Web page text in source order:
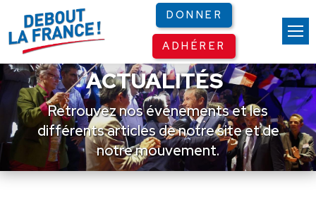
DONNER
ADHÉRER
ACTUALITÉS
Retrouvez nos événements et les
différents articles de notre site et de
notre mouvement.
Panneau de gestion des cookies